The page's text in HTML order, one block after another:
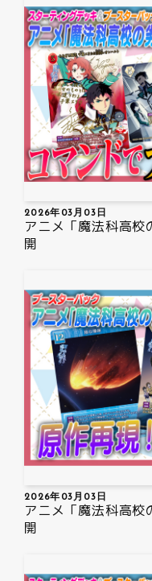
2026年03月03日
アニメ「魔法科高
開
2026年03月03日
アニメ「魔法科高
開